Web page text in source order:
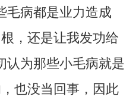
毛病都是业力造成
，还是让我发功给
认为那些小毛病就是
也没当回事，因此